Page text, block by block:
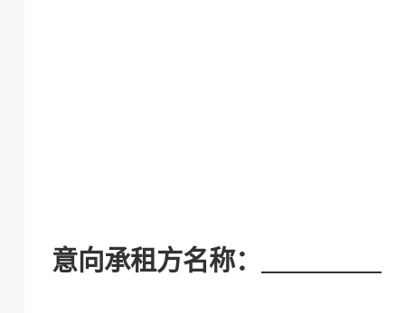
意向承租方名称：